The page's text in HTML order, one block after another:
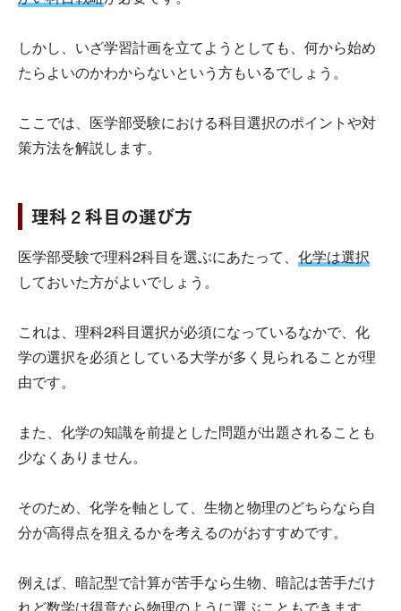
しかし、いざ学習計画を立てようとしても、何から始め
たらよいのかわからないという方もいるでしょう。
ここでは、医学部受験における科目選択のポイントや対
策方法を解説します。
理科２科目の選び方
医学部受験で理科2科目を選ぶにあたって、 化学は選択
しておいた方がよいでしょう。
これは、理科2科目選択が必須になっているなかで、化
学の選択を必須としている大学が多く見られることが理
由です。
また、化学の知識を前提とした問題が出題されることも
少なくありません。
そのため、化学を軸として、生物と物理のどちらなら自
分が高得点を狙えるかを考えるのがおすすめです。
例えば、暗記型で計算が苦手なら生物、暗記は苦手だけ